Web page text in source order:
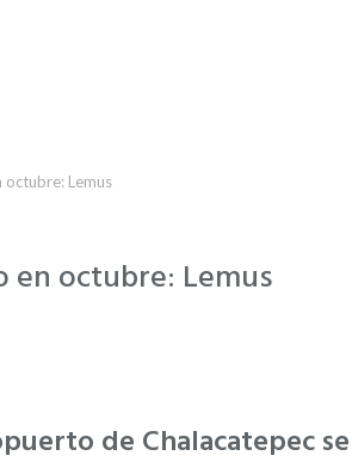
Lemus
en octubre: Lemus
de Chalacatepec